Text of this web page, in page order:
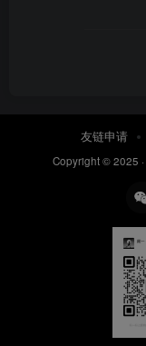
友链申请
Copyright © 2025 ·